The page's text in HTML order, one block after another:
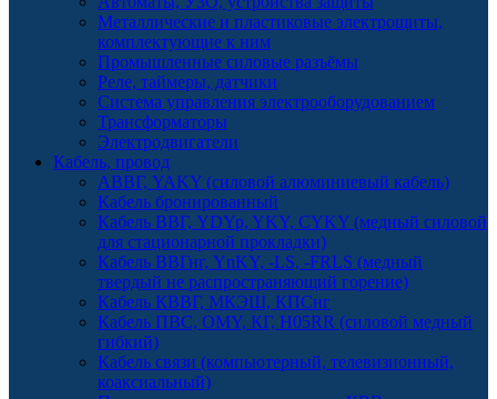
Металлические и пластиковые электрощиты,
комплектующие к ним
Промышленные силовые разъёмы
Реле, таймеры, датчики
Система управления электрооборудованием
Трансформаторы
Электродвигатели
Кабель, провод
АВВГ, YAKY (силовой алюминиевый кабель)
Кабель бронированный
Кабель ВВГ, YDYp, YKY, CYKY (медный силовой
для стационарной прокладки)
Кабель ВВГнг, YnKY, -LS, -FRLS (медный
твердый не распространяющий горение)
Кабель КВВГ, МКЭШ, КПСнг
Кабель ПВС, OMY, КГ, H05RR (силовой медный
гибкий)
Кабель связи (компьютерный, телевизионный,
коаксиальный)